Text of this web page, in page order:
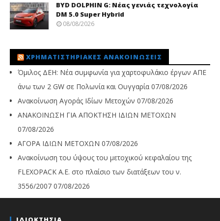
BYD DOLPHIN G: Νέας γενιάς τεχνολογία
DM 5.0 Super Hybrid
08/08/2026
ΧΡΗΜΑΤΙΣΤΗΡΙΑΚΈΣ ΑΝΑΚΟΙΝΏΣΕΙΣ
Όμιλος ΔΕΗ: Νέα συμφωνία για χαρτοφυλάκιο έργων ΑΠΕ
άνω των 2 GW σε Πολωνία και Ουγγαρία 07/08/2026
Ανακοίνωση Αγοράς Ιδίων Μετοχών 07/08/2026
ΑΝΑΚΟΙΝΩΣΗ ΓΙΑ ΑΠΟΚΤΗΣΗ ΙΔΙΩΝ ΜΕΤΟΧΩΝ
07/08/2026
ΑΓΟΡΑ ΙΔΙΩΝ ΜΕΤΟΧΩΝ 07/08/2026
Ανακοίνωση του ύψους του μετοχικού κεφαλαίου της
FLEXOPACK A.E. στο πλαίσιο των διατάξεων του ν.
3556/2007 07/08/2026